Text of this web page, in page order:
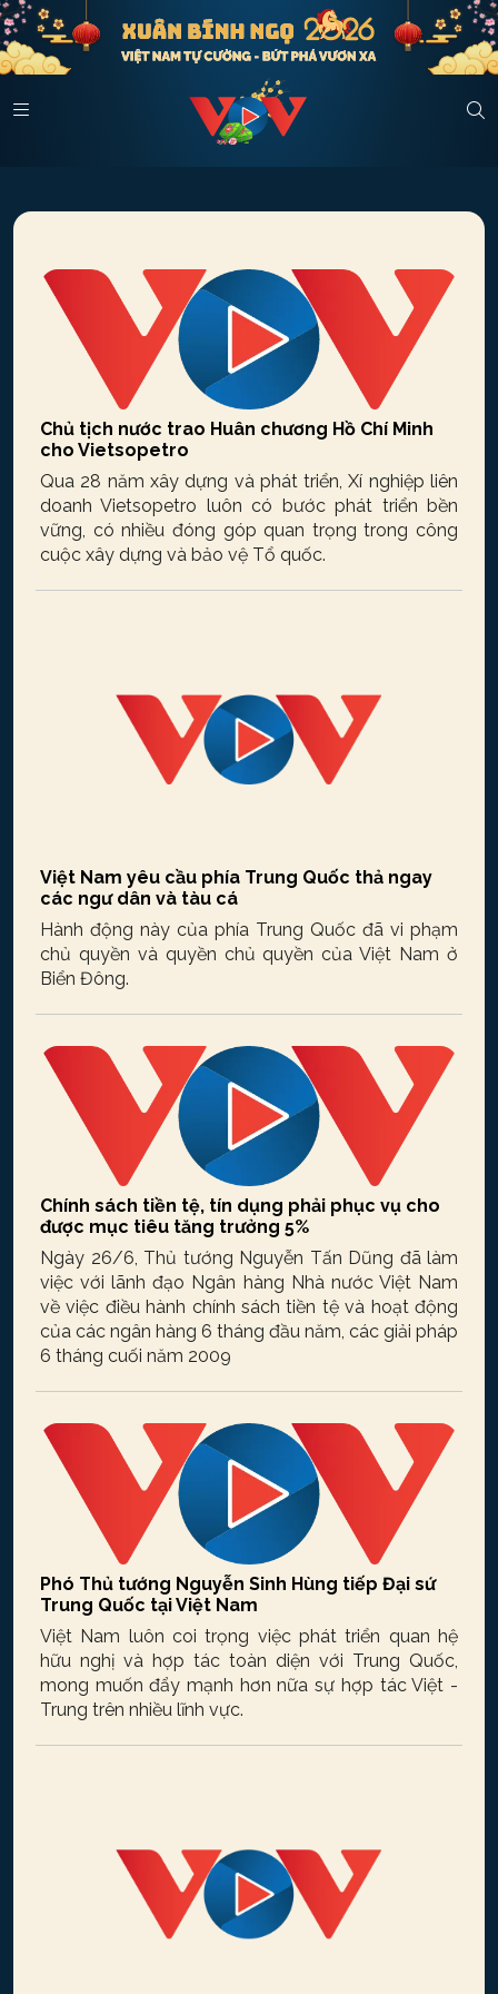
Chủ tịch nước trao Huân chương Hồ Chí Minh
cho Vietsopetro
Qua 28 năm xây dựng và phát triển, Xí nghiệp liên
doanh Vietsopetro luôn có bước phát triển bền
vững, có nhiều đóng góp quan trọng trong công
cuộc xây dựng và bảo vệ Tổ quốc.
Việt Nam yêu cầu phía Trung Quốc thả ngay
các ngư dân và tàu cá
Hành động này của phía Trung Quốc đã vi phạm
chủ quyền và quyền chủ quyền của Việt Nam ở
Biển Đông.
Chính sách tiền tệ, tín dụng phải phục vụ cho
được mục tiêu tăng trưởng 5%
Ngày 26/6, Thủ tướng Nguyễn Tấn Dũng đã làm
việc với lãnh đạo Ngân hàng Nhà nước Việt Nam
về việc điều hành chính sách tiền tệ và hoạt động
của các ngân hàng 6 tháng đầu năm, các giải pháp
6 tháng cuối năm 2009
Phó Thủ tướng Nguyễn Sinh Hùng tiếp Đại sứ
Trung Quốc tại Việt Nam
Việt Nam luôn coi trọng việc phát triển quan hệ
hữu nghị và hợp tác toàn diện với Trung Quốc,
mong muốn đẩy mạnh hơn nữa sự hợp tác Việt -
Trung trên nhiều lĩnh vực.